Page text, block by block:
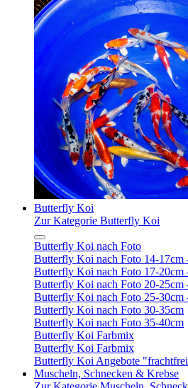
Butterfly Koi
Zur Kategorie Butterfly Koi
Butterfly Koi nach Foto
Butterfly Koi nach Foto 14-17cm
Butterfly Koi nach Foto 17-20cm
Butterfly Koi nach Foto 20-25cm
Butterfly Koi nach Foto 25-30cm
Butterfly Koi nach Foto 30-35cm
Butterfly Koi nach Foto 35-40cm
Butterfly Koi Farbmix
Butterfly Koi Farbmix
Butterfly Koi Angebote
Muscheln, Schnecken & Krebse